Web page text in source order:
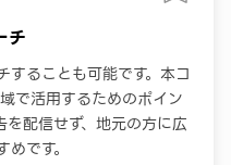
チ
ることも可能です。本コ
で活用するためのポイン
を配信せず、地元の方に広
です。